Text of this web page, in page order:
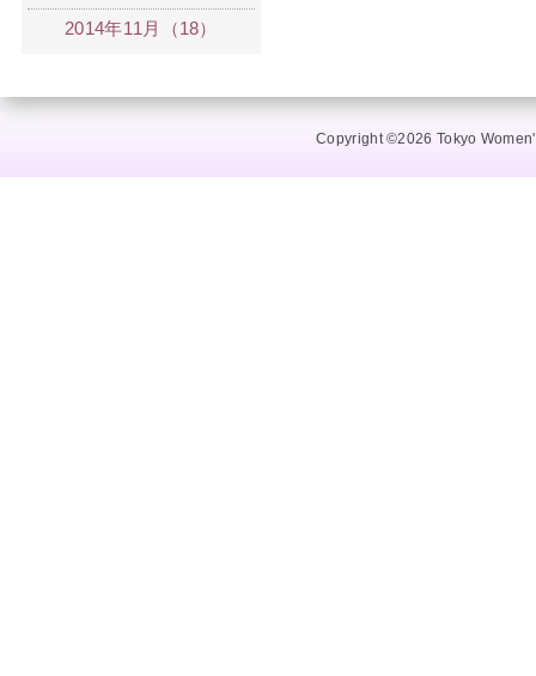
2014年11月（18）
Copyright ©2026 Tokyo